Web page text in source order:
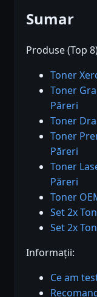
Sumar
Produse (Top
Toner
Toner
Păreri
Toner
Toner
Păreri
Toner
Păreri
Toner
Set 2x
Set 2x
Informații:
Ce am